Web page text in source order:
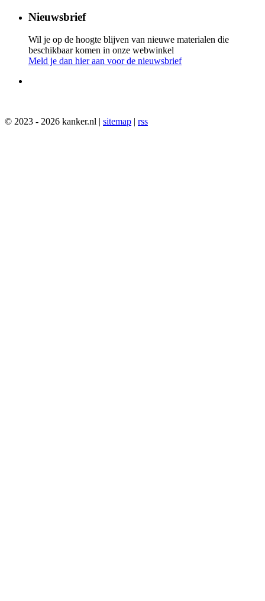
Nieuwsbrief
Wil je op de hoogte blijven van nieuwe materialen die
beschikbaar komen in onze webwinkel
Meld je dan hier aan voor de nieuwsbrief
© 2023 - 2026 kanker.nl | sitemap | rss